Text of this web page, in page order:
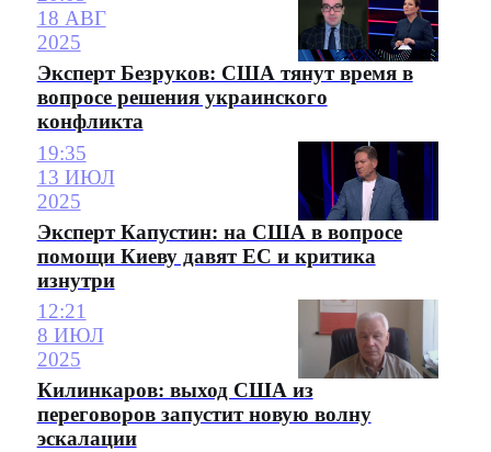
18 АВГ
2025
Эксперт Безруков: США тянут время в
вопросе решения украинского
конфликта
19:35
13 ИЮЛ
2025
Эксперт Капустин: на США в вопросе
помощи Киеву давят ЕС и критика
изнутри
12:21
8 ИЮЛ
2025
Килинкаров: выход США из
переговоров запустит новую волну
эскалации